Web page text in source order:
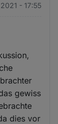
- 17:55
gewiss
dies vor